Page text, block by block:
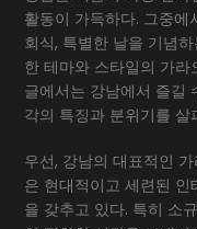
활동이 가득하다. 그중
회식, 특별한 날을 기념
한 테마와 스타일의 가라
글에서는 강남에서 즐길
각의 특징과 분위기를 살
우선, 강남의 대표적인
은 현대적이고 세련된
을 갖추고 있다. 특히 소